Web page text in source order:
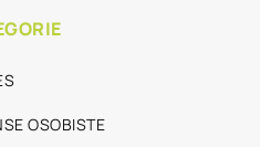
OSOBISTE